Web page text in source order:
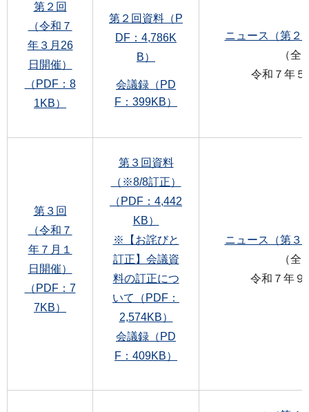
第２回
（令和７
年３月26
日開催）
（PDF：8
1KB）
第２回資料（P
DF：4,786K
B）
会議録（PD
F：399KB）
ニュース（第２
（全
令和７年
第３回
（令和７
年７月１
日開催）
（PDF：7
7KB）
第３回資料
（※8/8訂正）
（PDF：4,442
KB）
※【お詫びと
訂正】会議資
料の訂正につ
いて（PDF：
2,574KB）
会議録（PD
F：409KB）
ニュース（第３
（全
令和７年９